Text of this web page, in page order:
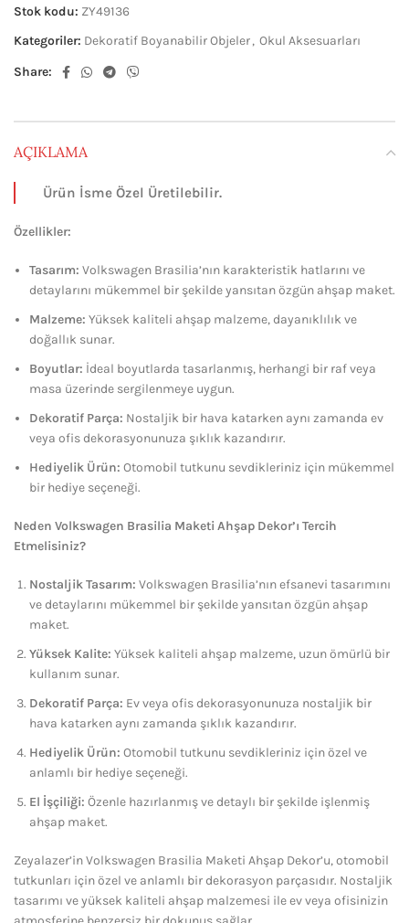
Stok kodu: ZY49136
Kategoriler: Dekoratif Boyanabilir Objeler, Okul Aksesuarları
Share:
AÇIKLAMA
Ürün İsme Özel Üretilebilir.
Özellikler:
Tasarım: Volkswagen Brasilia’nın karakteristik hatlarını ve
detaylarını mükemmel bir şekilde yansıtan özgün ahşap maket.
Malzeme: Yüksek kaliteli ahşap malzeme, dayanıklılık ve
doğallık sunar.
Boyutlar: İdeal boyutlarda tasarlanmış, herhangi bir raf veya
masa üzerinde sergilenmeye uygun.
Dekoratif Parça: Nostaljik bir hava katarken aynı zamanda ev
veya ofis dekorasyonunuza şıklık kazandırır.
Hediyelik Ürün: Otomobil tutkunu sevdikleriniz için mükemmel
bir hediye seçeneği.
Neden Volkswagen Brasilia Maketi Ahşap Dekor’ı Tercih
Etmelisiniz?
Nostaljik Tasarım: Volkswagen Brasilia’nın efsanevi tasarımını
ve detaylarını mükemmel bir şekilde yansıtan özgün ahşap
maket.
Yüksek Kalite: Yüksek kaliteli ahşap malzeme, uzun ömürlü bir
kullanım sunar.
Dekoratif Parça: Ev veya ofis dekorasyonunuza nostaljik bir
hava katarken aynı zamanda şıklık kazandırır.
Hediyelik Ürün: Otomobil tutkunu sevdikleriniz için özel ve
anlamlı bir hediye seçeneği.
El İşçiliği: Özenle hazırlanmış ve detaylı bir şekilde işlenmiş
ahşap maket.
Zeyalazer’in Volkswagen Brasilia Maketi Ahşap Dekor’u, otomobil
tutkunları için özel ve anlamlı bir dekorasyon parçasıdır. Nostaljik
tasarımı ve yüksek kaliteli ahşap malzemesi ile ev veya ofisinizin